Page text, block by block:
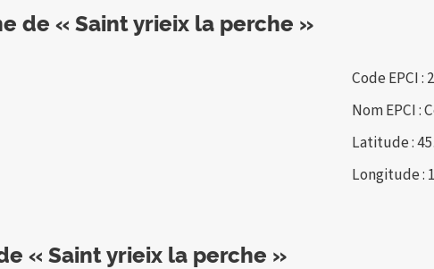
de « Saint yrieix la perche »
Code EPCI :
Nom EPCI :
Latitude :
Longitude :
« Saint yrieix la perche »